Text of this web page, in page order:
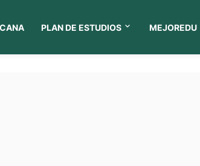
PLAN DE ESTUDIOS MEJOREDU